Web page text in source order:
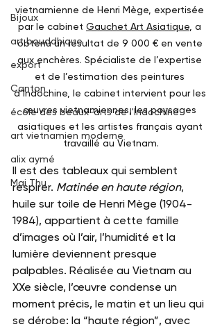
Bijoux
art bouddhique
export
Canton
école des beaux-arts de l'Indochine
art vietnamien moderne
alix aymé
Mai Thu
vietnamienne de Henri Mège, expertisée
par le cabinet Gauchet Art Asiatique , a
obtenu un résultat de 9 000 € en vente
aux enchères. Spécialiste de l’expertise
et de l’estimation des peintures
d’Indochine, le cabinet intervient pour les
œuvres vietnamiennes, les paysages
asiatiques et les artistes français ayant
travaillé au Vietnam.
Il est des tableaux qui semblent
respirer. Matinée en haute région,
huile sur toile de Henri Mège (1904-
1984), appartient à cette famille
d’images où l’air, l’humidité et la
lumière deviennent presque
palpables. Réalisée au Vietnam au
XXe siècle, l’œuvre condense un
moment précis, le matin et un lieu qui
se dérobe: la “haute région”, avec